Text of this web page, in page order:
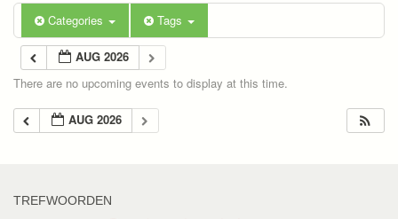
Categories Tags
AUG 2026
There are no upcoming events to display at this time.
AUG 2026
TREFWOORDEN